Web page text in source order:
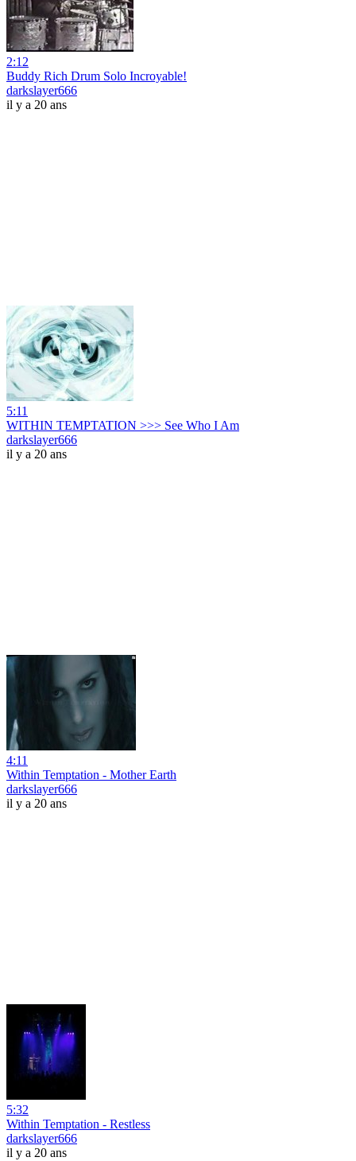
2:12
Buddy Rich Drum Solo Incroyable!
darkslayer666
il y a 20 ans
5:11
WITHIN TEMPTATION >>> See Who I Am
darkslayer666
il y a 20 ans
4:11
Within Temptation - Mother Earth
darkslayer666
il y a 20 ans
5:32
Within Temptation - Restless
darkslayer666
il y a 20 ans